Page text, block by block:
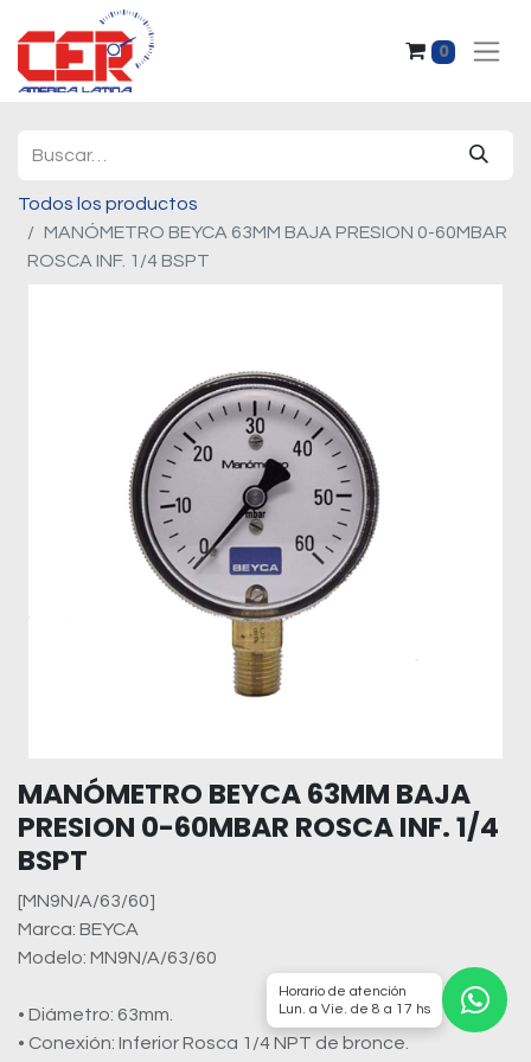
0
Todos los productos
MANÓMETRO BEYCA 63MM BAJA PRESION 0-60MBAR
ROSCA INF. 1/4 BSPT
MANÓMETRO BEYCA 63MM BAJA
PRESION 0-60MBAR ROSCA INF. 1/4
BSPT
[MN9N/A/63/60]
Marca: BEYCA
Modelo: MN9N/A/63/60
• Diámetro: 63mm.
• Conexión: Inferior Rosca 1/4 NPT de bronce.
Horario de atención
Lun. a Vie. de 8 a 17 hs